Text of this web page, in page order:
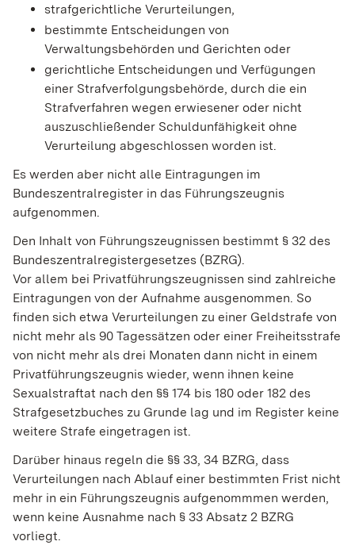
strafgerichtliche Verurteilungen,
bestimmte Entscheidungen von
Verwaltungsbehörden und Gerichten oder
gerichtliche Entscheidungen und Verfügungen
einer Strafverfolgungsbehörde, durch die ein
Strafverfahren wegen erwiesener oder nicht
auszuschließender Schuldunfähigkeit ohne
Verurteilung abgeschlossen worden ist.
Es werden aber nicht alle Eintragungen im
Bundeszentralregister in das Führungszeugnis
aufgenommen.
Den Inhalt von Führungszeugnissen bestimmt § 32 des
Bundeszentralregistergesetzes (BZRG).
Vor allem bei Privatführungszeugnissen sind zahlreiche
Eintragungen von der Aufnahme ausgenommen. So
finden sich etwa Verurteilungen zu einer Geldstrafe von
nicht mehr als 90 Tagessätzen oder einer Freiheitsstrafe
von nicht mehr als drei Monaten dann nicht in einem
Privatführungszeugnis wieder, wenn ihnen keine
Sexualstraftat nach den §§ 174 bis 180 oder 182 des
Strafgesetzbuches zu Grunde lag und im Register keine
weitere Strafe eingetragen ist.
Darüber hinaus regeln die §§ 33, 34 BZRG, dass
Verurteilungen nach Ablauf einer bestimmten Frist nicht
mehr in ein Führungszeugnis aufgenommmen werden,
wenn keine Ausnahme nach § 33 Absatz 2 BZRG
vorliegt.